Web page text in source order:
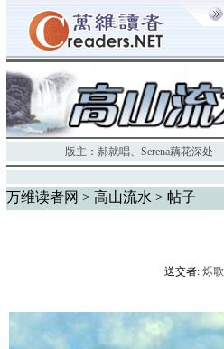
版主： 郝就唱、 Serena藕花深处
万维读者网 > 高山流水 > 帖子
送交者: 烁歌